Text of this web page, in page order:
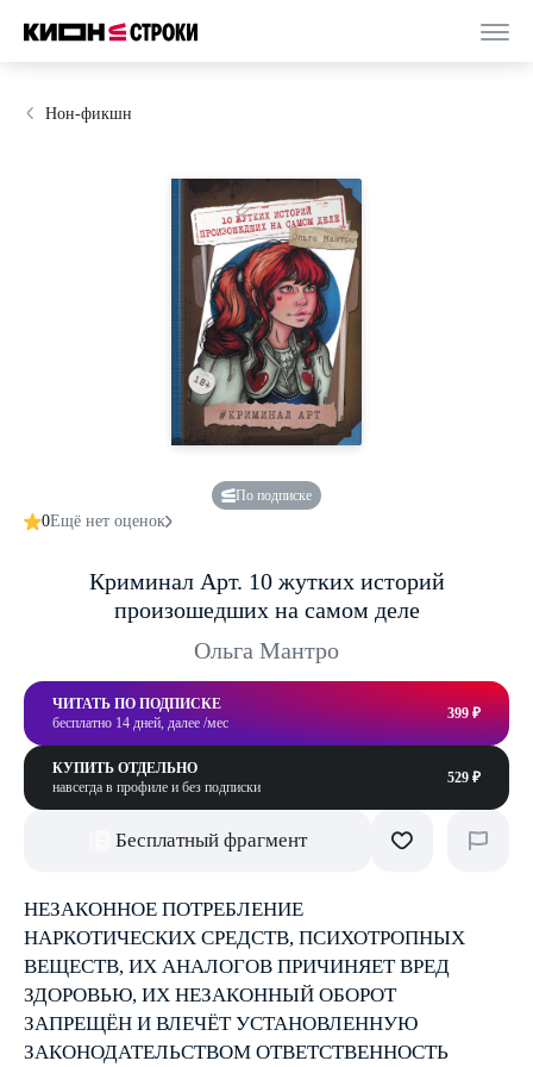
Нон-фикшн
По подписке
0Ещё нет оценок
Криминал Арт. 10 жутких историй
произошедших на самом деле
Ольга Мантро
ЧИТАТЬ ПО ПОДПИСКЕ
бесплатно 14 дней, далее /мес
399 ₽
КУПИТЬ ОТДЕЛЬНО
навсегда в профиле и без подписки
529 ₽
Бесплатный фрагмент
НЕЗАКОННОЕ ПОТРЕБЛЕНИЕ
НАРКОТИЧЕСКИХ СРЕДСТВ, ПСИХОТРОПНЫХ
ВЕЩЕСТВ, ИХ АНАЛОГОВ ПРИЧИНЯЕТ ВРЕД
ЗДОРОВЬЮ, ИХ НЕЗАКОННЫЙ ОБОРОТ
ЗАПРЕЩЁН И ВЛЕЧЁТ УСТАНОВЛЕННУЮ
ЗАКОНОДАТЕЛЬСТВОМ ОТВЕТСТВЕННОСТЬ